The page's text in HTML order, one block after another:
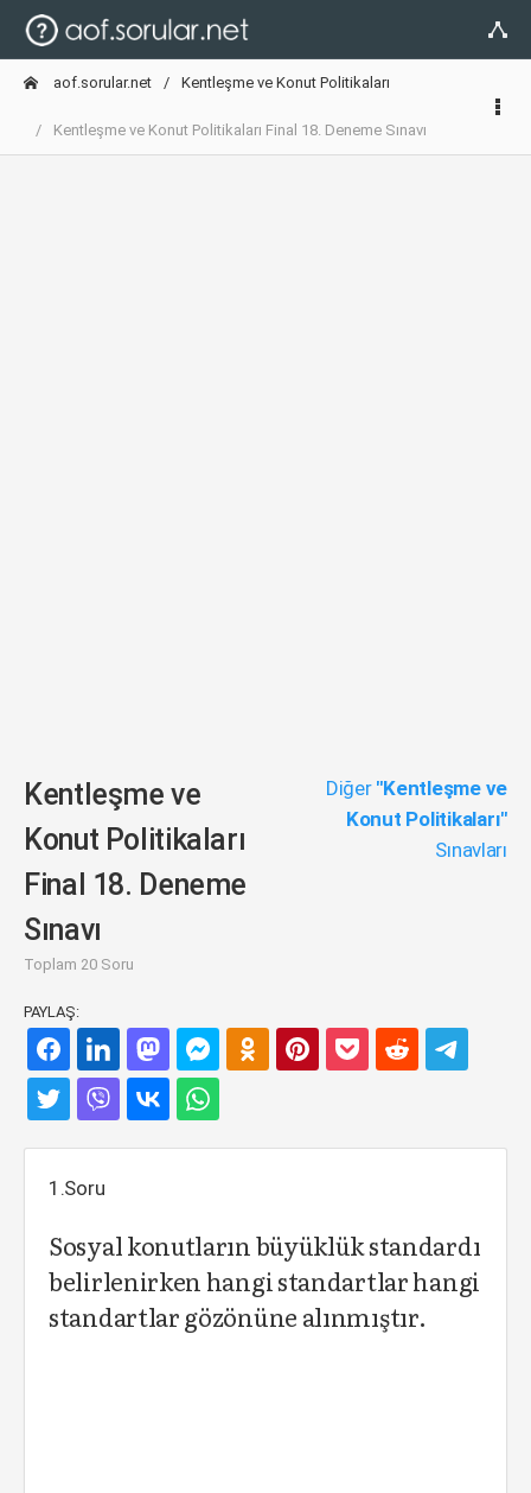
aof.sorular.net Kentleşme ve Konut Politikaları
Kentleşme ve Konut Politikaları Final 18. Deneme Sınavı
Kentleşme ve
Konut Politikaları
Final 18. Deneme
Sınavı
Toplam 20 Soru
Diğer "Kentleşme ve
Konut Politikaları"
Sınavları
PAYLAŞ:
1.Soru
Sosyal konutların büyüklük standardı
belirlenirken hangi standartlar hangi
standartlar gözönüne alınmıştır.